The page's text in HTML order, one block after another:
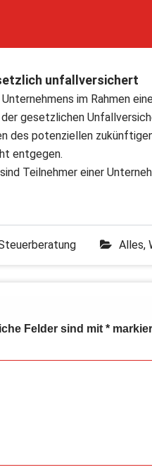
unfallversichert
im Rahmen
gesetzlichen
des potenziellen
entgegen.
Teilnehmer einer
Alles,
Felder sind mit *